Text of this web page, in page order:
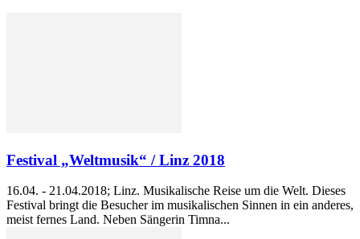
Festival „Weltmusik“ / Linz 2018
16.04. - 21.04.2018; Linz. Musikalische Reise um die Welt. Dieses
Festival bringt die Besucher im musikalischen Sinnen in ein anderes,
meist fernes Land. Neben Sängerin Timna...